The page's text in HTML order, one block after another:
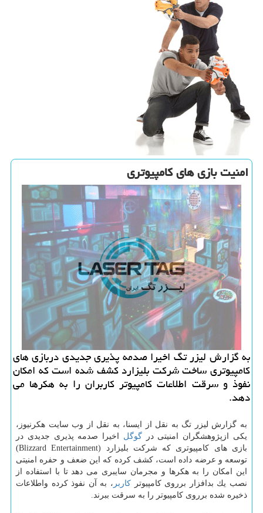
امنیت بازی های كامپیوتری
به گزارش لیزر تگ اخیرا صدمه پذیری جدیدی دربازی های
كامپیوتری ساخت شركت بلیزارد كشف شده است كه امكان
نفوذ و سرقت اطلاعات كامپیوتر كاربران را به هكرها می
دهد.
به گزارش لیزر تگ به نقل از ایسنا، به نقل از وب سایت هكرنیوز،
یكی ازپژوهشگران امنیتی درگوگل اخیرا صدمه پذیری جدیدی در
بازی های كامپیوتری كه شركت بلیزارد (Blizzard Entertainment)
توسعه و عرضه داده است، كشف كرده كه این ضعف و حفره امنیتی
این امكان را به هكرها و مجرمان سایبری می دهد تا با استفاده از
نصب یك بدافزار برروی كامپیوتر كاربر ، به آن نفوذ كرده واطلاعات
ذخیره شده برروی كامپیوتر را به سرقت ببرند.